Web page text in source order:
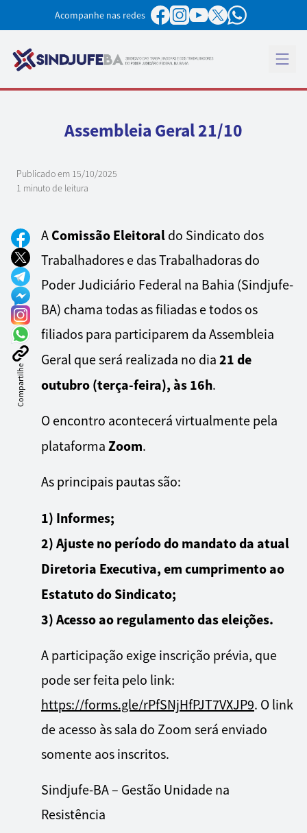
Acompanhe nas redes
Abrir
Assembleia Geral 21/10
Publicado em 15/10/2025
1 minuto de leitura
Compartilhe
A Comissão Eleitoral do Sindicato dos
Trabalhadores e das Trabalhadoras do
Poder Judiciário Federal na Bahia (Sindjufe-
BA) chama todas as filiadas e todos os
filiados para participarem da Assembleia
Geral que será realizada no dia 21 de
outubro (terça-feira), às 16h.
O encontro acontecerá virtualmente pela
plataforma Zoom.
As principais pautas são:
1) Informes;
2) Ajuste no período do mandato da atual
Diretoria Executiva, em cumprimento ao
Estatuto do Sindicato;
3) Acesso ao regulamento das eleições.
A participação exige inscrição prévia, que
pode ser feita pelo link:
https://forms.gle/rPfSNjHfPJT7VXJP9. O link
de acesso às sala do Zoom será enviado
somente aos inscritos.
Sindjufe-BA – Gestão Unidade na
Resistência